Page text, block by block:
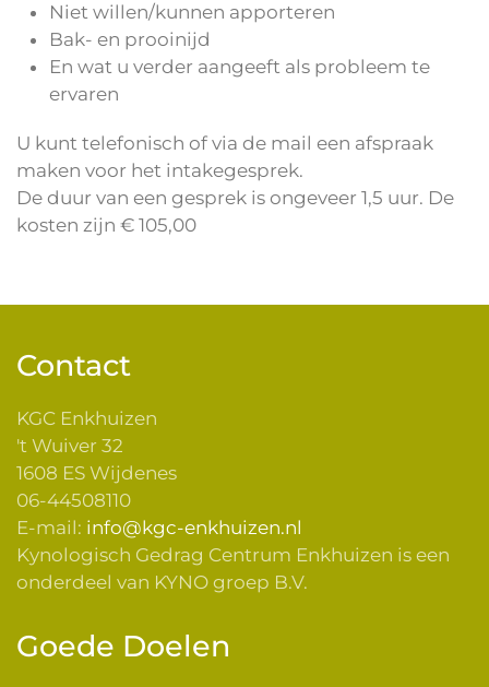
Niet willen/kunnen apporteren
Bak- en prooinijd
En wat u verder aangeeft als probleem te
ervaren
U kunt telefonisch of via de mail een afspraak
maken voor het intakegesprek.
De duur van een gesprek is ongeveer 1,5 uur. De
kosten zijn € 105,00
Contact
KGC Enkhuizen
't Wuiver 32
1608 ES Wijdenes
06-44508110
E-mail: info@kgc-enkhuizen.nl
Kynologisch Gedrag Centrum Enkhuizen is een
onderdeel van KYNO groep B.V.
Goede Doelen